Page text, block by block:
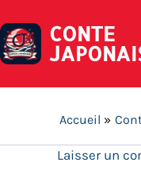
CONTE
Accueil
Laisser un